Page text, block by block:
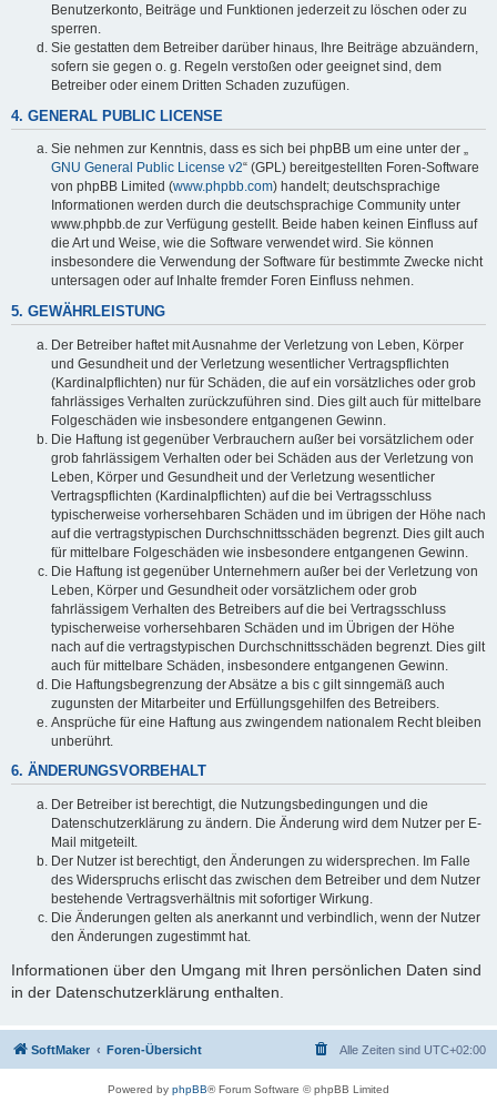
Benutzerkonto, Beiträge und Funktionen jederzeit zu löschen oder zu
sperren.
Sie gestatten dem Betreiber darüber hinaus, Ihre Beiträge abzuändern,
sofern sie gegen o. g. Regeln verstoßen oder geeignet sind, dem
Betreiber oder einem Dritten Schaden zuzufügen.
4. GENERAL PUBLIC LICENSE
Sie nehmen zur Kenntnis, dass es sich bei phpBB um eine unter der „
GNU General Public License v2“ (GPL) bereitgestellten Foren-Software
von phpBB Limited (www.phpbb.com) handelt; deutschsprachige
Informationen werden durch die deutschsprachige Community unter
www.phpbb.de zur Verfügung gestellt. Beide haben keinen Einfluss auf
die Art und Weise, wie die Software verwendet wird. Sie können
insbesondere die Verwendung der Software für bestimmte Zwecke nicht
untersagen oder auf Inhalte fremder Foren Einfluss nehmen.
5. GEWÄHRLEISTUNG
Der Betreiber haftet mit Ausnahme der Verletzung von Leben, Körper
und Gesundheit und der Verletzung wesentlicher Vertragspflichten
(Kardinalpflichten) nur für Schäden, die auf ein vorsätzliches oder grob
fahrlässiges Verhalten zurückzuführen sind. Dies gilt auch für mittelbare
Folgeschäden wie insbesondere entgangenen Gewinn.
Die Haftung ist gegenüber Verbrauchern außer bei vorsätzlichem oder
grob fahrlässigem Verhalten oder bei Schäden aus der Verletzung von
Leben, Körper und Gesundheit und der Verletzung wesentlicher
Vertragspflichten (Kardinalpflichten) auf die bei Vertragsschluss
typischerweise vorhersehbaren Schäden und im übrigen der Höhe nach
auf die vertragstypischen Durchschnittsschäden begrenzt. Dies gilt auch
für mittelbare Folgeschäden wie insbesondere entgangenen Gewinn.
Die Haftung ist gegenüber Unternehmern außer bei der Verletzung von
Leben, Körper und Gesundheit oder vorsätzlichem oder grob
fahrlässigem Verhalten des Betreibers auf die bei Vertragsschluss
typischerweise vorhersehbaren Schäden und im Übrigen der Höhe
nach auf die vertragstypischen Durchschnittsschäden begrenzt. Dies gilt
auch für mittelbare Schäden, insbesondere entgangenen Gewinn.
Die Haftungsbegrenzung der Absätze a bis c gilt sinngemäß auch
zugunsten der Mitarbeiter und Erfüllungsgehilfen des Betreibers.
Ansprüche für eine Haftung aus zwingendem nationalem Recht bleiben
unberührt.
6. ÄNDERUNGSVORBEHALT
Der Betreiber ist berechtigt, die Nutzungsbedingungen und die
Datenschutzerklärung zu ändern. Die Änderung wird dem Nutzer per E-
Mail mitgeteilt.
Der Nutzer ist berechtigt, den Änderungen zu widersprechen. Im Falle
des Widerspruchs erlischt das zwischen dem Betreiber und dem Nutzer
bestehende Vertragsverhältnis mit sofortiger Wirkung.
Die Änderungen gelten als anerkannt und verbindlich, wenn der Nutzer
den Änderungen zugestimmt hat.
Informationen über den Umgang mit Ihren persönlichen Daten sind
in der Datenschutzerklärung enthalten.
SoftMaker Foren-Übersicht Alle Zeiten sind UTC+02:00
Powered by phpBB® Forum Software © phpBB Limited